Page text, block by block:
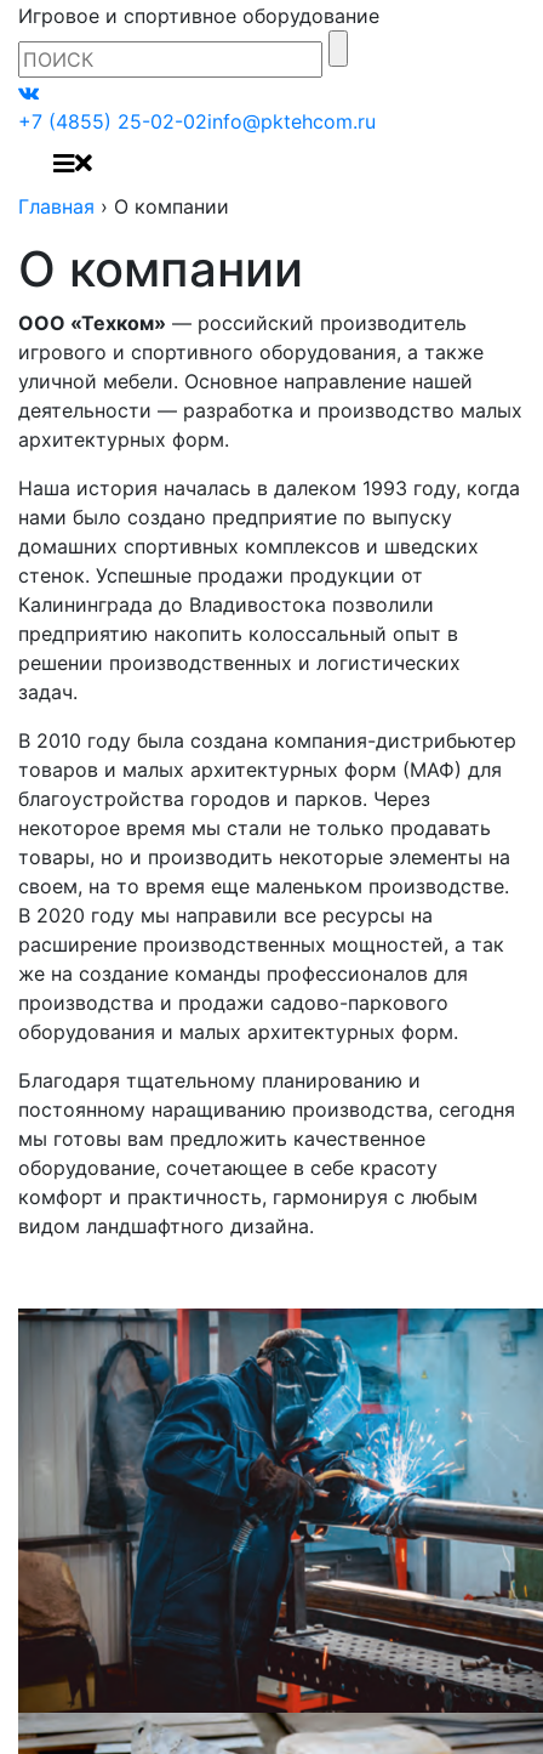
Игровое и спортивное оборудование
+7 (4855) 25-02-02info@pktehcom.ru
Главная › О компании
О компании
ООО «Техком» — российский производитель
игрового и спортивного оборудования, а также
уличной мебели. Основное направление нашей
деятельности — разработка и производство малых
архитектурных форм.
Наша история началась в далеком 1993 году, когда
нами было создано предприятие по выпуску
домашних спортивных комплексов и шведских
стенок. Успешные продажи продукции от
Калининграда до Владивостока позволили
предприятию накопить колоссальный опыт в
решении производственных и логистических
задач.
В 2010 году была создана компания-дистрибьютер
товаров и малых архитектурных форм (МАФ) для
благоустройства городов и парков. Через
некоторое время мы стали не только продавать
товары, но и производить некоторые элементы на
своем, на то время еще маленьком производстве.
В 2020 году мы направили все ресурсы на
расширение производственных мощностей, а так
же на создание команды профессионалов для
производства и продажи садово-паркового
оборудования и малых архитектурных форм.
Благодаря тщательному планированию и
постоянному наращиванию производства, сегодня
мы готовы вам предложить качественное
оборудование, сочетающее в себе красоту
комфорт и практичность, гармонируя с любым
видом ландшафтного дизайна.